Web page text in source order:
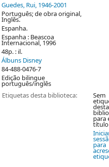
Guedes, Rui, 1946-2001
Português; de obra original,
Inglês.
Espanha.
Espanha : Beascoa
Internacional, 1996
48p. : il.
Álbuns Disney
84-488-0476-7
Edição bilingue
português/inglês
Etiquetas desta biblioteca: Sem
desta
para
para